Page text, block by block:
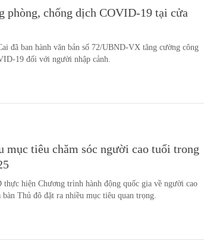
phòng, chống dịch COVID-19 tại cửa
đã ban hành văn bản số 72/UBND-VX tăng cường công
19 đối với người nhập cảnh.
mục tiêu chăm sóc người cao tuổi trong
hiện Chương trình hành động quốc gia về người cao
Thủ đô đặt ra nhiều mục tiêu quan trọng.